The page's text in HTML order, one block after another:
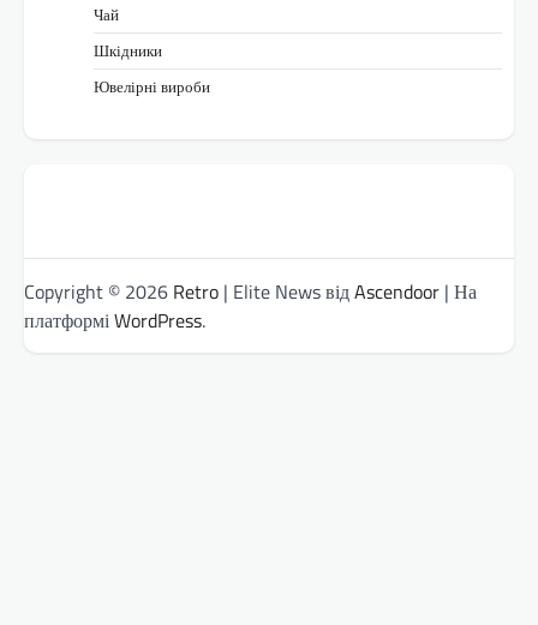
Чай
Шкідники
Ювелірні вироби
Copyright © 2026 Retro | Elite News відAscendoor | На
платформіWordPress.